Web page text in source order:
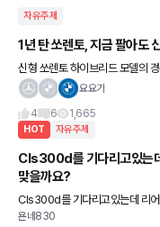
자유주제
1년 탄 쏘렌토, 지금 팔아도
신형 쏘렌토 하이브리드 모델의
교해 0.7% 감가되는 듯 신차와 비슷
요요기
4
6 1,665
HOT 자유주제
Cls300d를 기다리고있는
맞을까요?
Cls300d를 기다리고있는데 리
앞모습은 봐줄만한데 뒷모습은 도
욘네830